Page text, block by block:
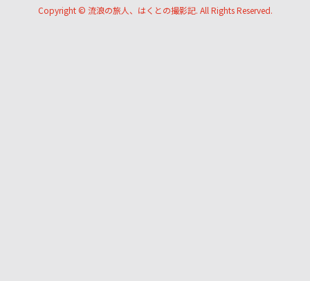
Copyright © 流浪の旅人、はくとの撮影記. All Rights Reserved.